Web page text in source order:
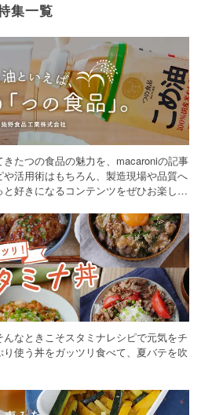
集一覧
たつの食品の魅力を、macaroniの記事
活用術はもちろん、製造現場や品質へ
好きになるコンテンツをぜひお楽しみ
なときこそスタミナレシピで元気をチ
使う丼をガッツリ食べて、夏バテを吹